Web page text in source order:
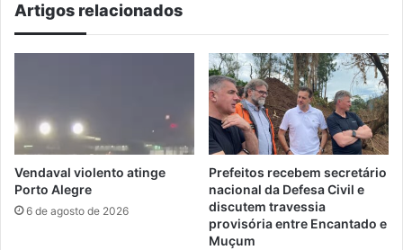
Artigos relacionados
Vendaval violento atinge
Porto Alegre
6 de agosto de 2026
Prefeitos recebem secretário
nacional da Defesa Civil e
discutem travessia
provisória entre Encantado e
Muçum